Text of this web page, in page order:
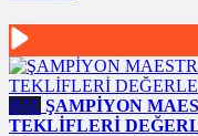
BAL ŞAMPİYON
TEKLİFLERİ